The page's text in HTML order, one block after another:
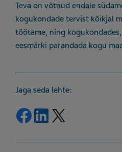
Teva on võtnud endale
kogukondade tervist kõikjal
töötame, ning
eesmärki parandada kogu
Jaga seda lehte:
Jaga Facebook
Jaga LinkedIn